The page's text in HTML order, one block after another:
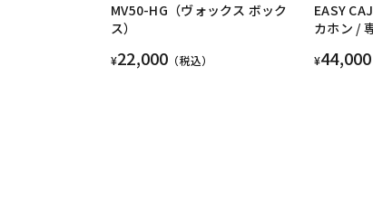
MV50-HG（ヴォックス ボック
ス）
¥22,000 （税込）
EASY
カホン /
¥44,000